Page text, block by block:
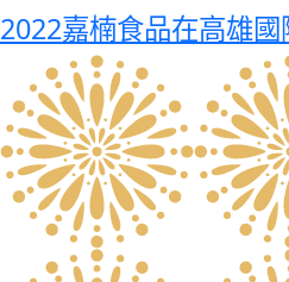
2022嘉楠食品在高雄